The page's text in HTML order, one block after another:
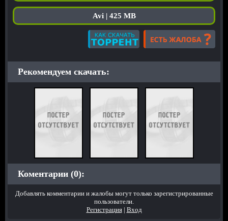
Avi | 425 MB
Рекомендуем скачать:
Коментарии (0):
Добавлять комментарии и жалобы могут только зарегистрированные
пользователи.
Регистрация| Вход